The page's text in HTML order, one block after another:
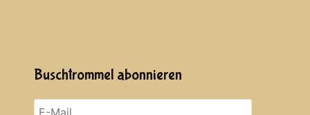
Buschtrommel abonnieren